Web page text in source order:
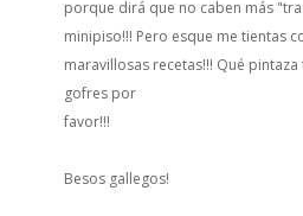
porque dirá que no caben más
minipiso!!! Pero esque me tientas
maravillosas recetas!!! Qué
gofres por
favor!!!
Besos gallegos!